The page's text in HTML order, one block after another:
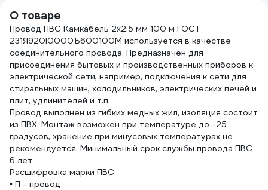
О товаре
Провод ПВС Камкабель 2x2.5 мм 100 м ГОСТ
231Я920I0000Ъ600100М используется в качестве
соединительного провода. Предназначен для
присоединения бытовых и производственных приборов к
электрической сети, например, подключения к сети для
стиральных машин, холодильников, электрических печей и
плит, удлинителей и т.п.
Провод выполнен из гибких медных жил, изоляция состоит
из ПВХ. Монтаж возможен при температуре до -25
градусов, хранение при минусовых температурах не
рекомендуется. Минимальный срок службы провода ПВС
6 лет.
Расшифровка марки ПВС:
• П - провод